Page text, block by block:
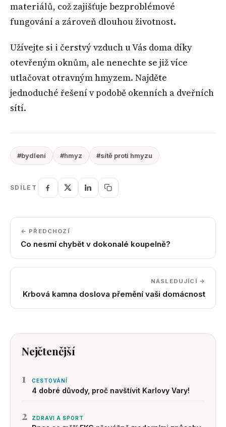
materiálů, což zajišťuje bezproblémové
fungování a zároveň dlouhou životnost.
Užívejte si i čerstvý vzduch u Vás doma díky
otevřeným oknům, ale nenechte se již více
utlačovat otravným hmyzem. Najděte
jednoduché řešení v podobě okenních a dveřních
sítí.
#bydlení #hmyz #sítě proti hmyzu
SDÍLET
← PŘEDCHOZÍ
Co nesmí chybět v dokonalé koupelně?
NÁSLEDUJÍCÍ →
Krbová kamna doslova přemění vaši domácnost
Nejčtenější
1 CESTOVÁNÍ
4 dobré důvody, proč navštívit Karlovy Vary!
2 ZDRAVI A SPORT